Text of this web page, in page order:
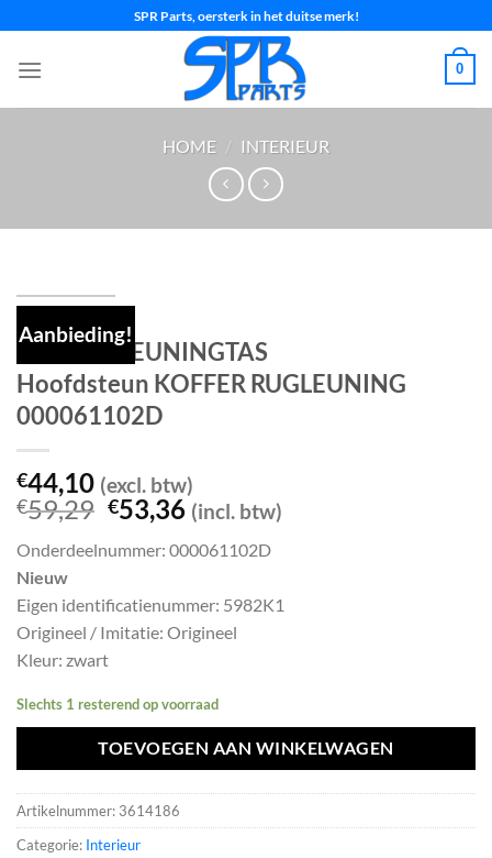
inhoud
SPR Parts, oersterk in het duitse merk!
0
HOME / INTERIEUR
Aanbieding!
AUDI Q5 LEUNINGTAS
Hoofdsteun KOFFER RUGLEUNING
000061102D
€44,10 (excl. btw)
€59,29 Oorspronkelijke
prijs
was:
€53,36Huidige
prijs
is:
(incl. btw)
Onderdeelnummer: 000061102D
Nieuw
Eigen identificatienummer: 5982K1
Origineel / Imitatie: Origineel
Kleur: zwart
Slechts 1 resterend op voorraad
TOEVOEGEN AAN WINKELWAGEN
Artikelnummer: 3614186
Categorie: Interieur